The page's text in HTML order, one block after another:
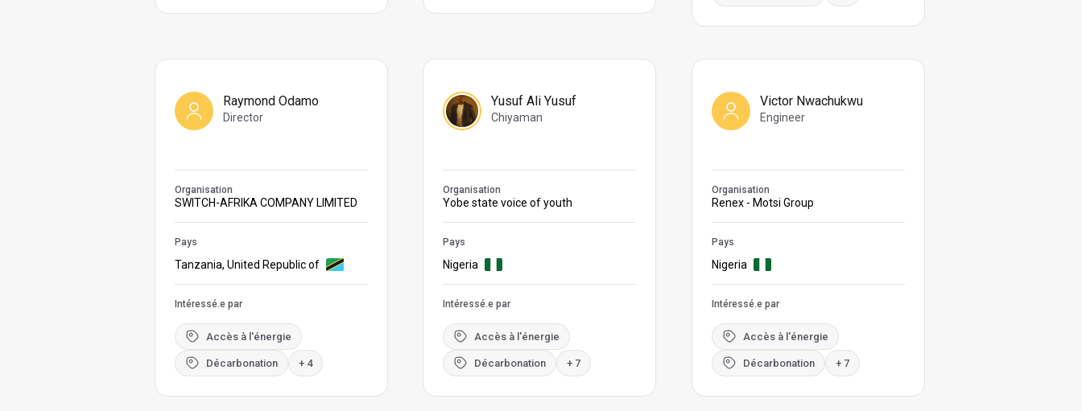
Raymond Odamo
Director
Organisation
SWITCH-AFRIKA COMPANY LIMITED
Pays
Tanzania, United Republic of
Intéressé.e par
Accès à l'énergie
Décarbonation + 4
Yusuf Ali Yusuf
Chiyaman
Organisation
Yobe state voice of youth
Pays
Nigeria
Intéressé.e par
Accès à l'énergie
Décarbonation + 7
Victor Nwachukwu
Engineer
Organisation
Renex - Motsi Group
Pays
Nigeria
Intéressé.e par
Accès à l'énergie
Décarbonation + 7